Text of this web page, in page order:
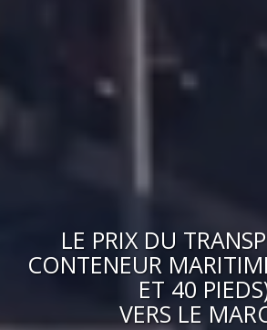
LE PRIX DU
CONTENEUR
ET 40
VERS LE